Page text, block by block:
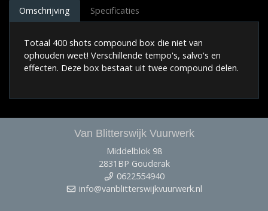
Omschrijving Specificaties
Totaal 400 shots compound box die niet van
ophouden weet! Verschillende tempo's, salvo's en
effecten. Deze box bestaat uit twee compound delen.
Van Blitterswijk Vuurwerk
Middelblok 98
2831BP Gouderak
0622554940
info@vanblitterswijkvuurwerk.nl